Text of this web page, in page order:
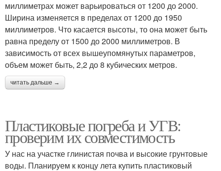
миллиметрах может варьироваться от 1200 до 2000.
Ширина изменяется в пределах от 1200 до 1950
миллиметров. Что касается высоты, то она может быть
равна пределу от 1500 до 2000 миллиметров. В
зависимость от всех вышеупомянутых параметров,
объем может быть, 2,2 до 8 кубических метров.
читать дальше →
Пластиковые погреба и УГВ:
проверим их совместимость
У нас на участке глинистая почва и высокие грунтовые
воды. Планируем к концу лета купить пластиковый